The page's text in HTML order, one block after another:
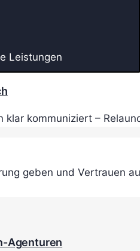
Leistungen
klar kommuniziert –
geben und Vertrauen
Agenturen